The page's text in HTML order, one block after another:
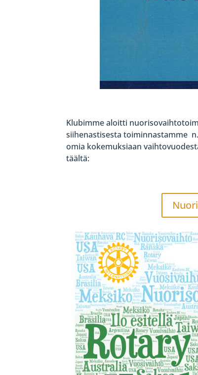
Klubimme aloitti
siihenastisesta toiminnastamme
omia kokemuksiaan
täältä: